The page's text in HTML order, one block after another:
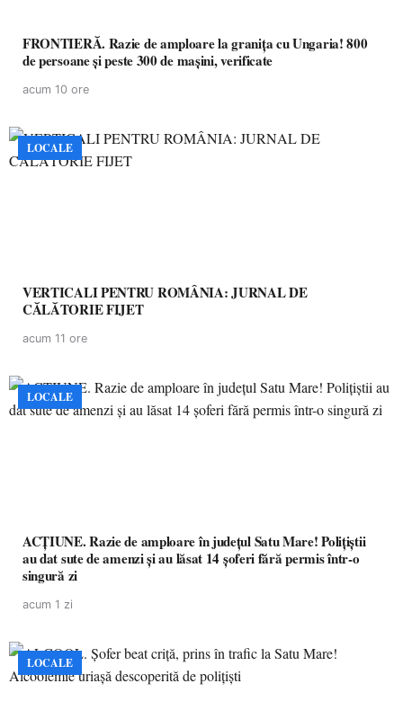
FRONTIERĂ. Razie de amploare la granița cu Ungaria! 800
de persoane și peste 300 de mașini, verificate
acum 10 ore
LOCALE
VERTICALI PENTRU ROMÂNIA: JURNAL DE
CĂLĂTORIE FIJET
acum 11 ore
LOCALE
ACȚIUNE. Razie de amploare în județul Satu Mare! Polițiștii
au dat sute de amenzi și au lăsat 14 șoferi fără permis într-o
singură zi
acum 1 zi
LOCALE